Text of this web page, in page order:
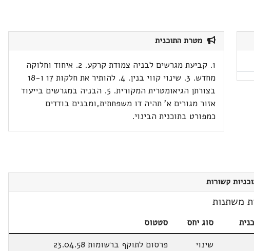
מטרת התוכנית
1. קביעת מגרשים לבניה צמודת קרקע. 2. איחוד וחלוקה
מחדש. 3. שינוי קווי בנין. 4. להותיר את חלקות 17 ו-18
בצורתן הגיאומטרית המקורית. 5. הבניה במגרשים בייעוד
אזור מגורים א' תהיה דו משפחתית,ומבנים בודדים
כמפורט בתוכנית הבינוי.
קשורות
משתנות
סוג יחס
סטטוס
שינוי
פרסום לתוקף ברשומות 23.04.58